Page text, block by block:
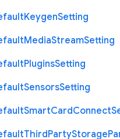
KeygenSetting
MediaStreamSetting
PluginsSetting
SensorsSetting
SmartCardConnect
ThirdPartyStorage